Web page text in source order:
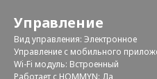
Управление
Вид управления: Электронное
Управление c мобильного
Wi-Fi модуль: Встроенный